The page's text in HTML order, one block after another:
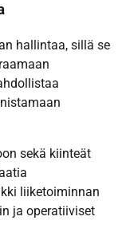
hallintaa, sillä se
sekä kiinteät
liiketoiminnan
ja operatiiviset